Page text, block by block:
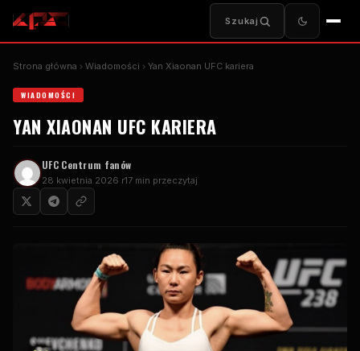
Szukaj
Strona główna Wiadomości Yan Xiaonan UFC kariera
WIADOMOŚCI
YAN XIAONAN UFC KARIERA
UFCCentrum fanów
28 kwietnia 2026 r17 min przeczytaj